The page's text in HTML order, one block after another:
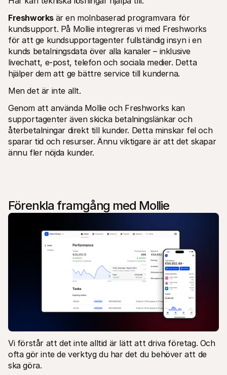
Freshworks är en molnbaserad programvara för
kundsupport. På Mollie integreras vi med Freshworks
för att ge kundsupportagenter fullständig insyn i en
kunds betalningsdata över alla kanaler – inklusive
livechatt, e-post, telefon och sociala medier. Detta
hjälper dem att ge bättre service till kunderna.
Men det är inte allt.
Genom att använda Mollie och Freshworks kan
supportagenter även skicka betalningslänkar och
återbetalningar direkt till kunder. Detta minskar fel och
sparar tid och resurser. Ännu viktigare är att det skapar
ännu fler nöjda kunder.
Förenkla framgång med Mollie
Vi förstår att det inte alltid är lätt att driva företag. Och
ofta gör inte de verktyg du har det du behöver att de
ska göra.